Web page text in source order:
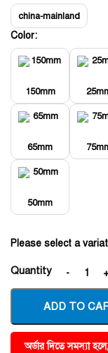
china-mainland
Color:
150mm
65mm
50mm
Please select a
Quantity
ADD TO
অর্ডার দিতে সমস্যা